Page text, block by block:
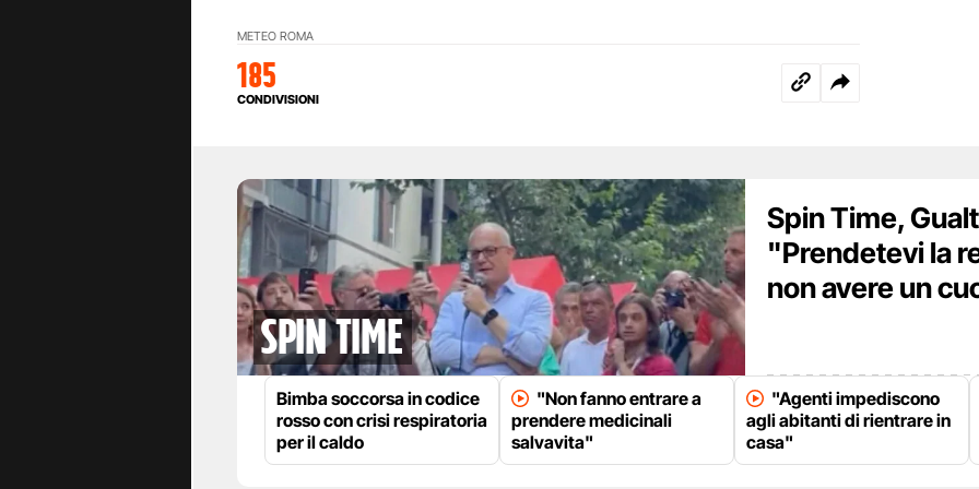
METEO ROMA
185
CONDIVISIONI
spin time
Spin Time,
"Prendetevi la
non avere un
Bimba soccorsa in codice
rosso con crisi respiratoria
per il caldo
"Non fanno entrare a
prendere medicinali
salvavita"
"Agenti impediscono
agli abitanti di rientrare in
casa"